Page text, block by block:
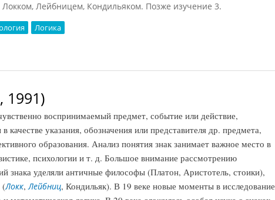
Локком, Лейбницем, Кондильяком. Позже изучение 3.
Логика
1991)
воспринимаемый предмет, событие или действие,
качестве указания, обозначения или представителя др. предмета,
образования. Анализ понятия знак занимает важное место в
психологии и т. д. Большое внимание рассмотрению
знака уделяли античные философы (Платон, Аристотель, стоики),
(Локк,Лейбниц, Кондильяк). В 19 веке новые моменты в исследование